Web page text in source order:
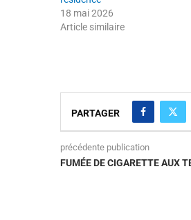
18 mai 2026
Article similaire
PARTAGER
précédente publication
FUMÉE DE CIGARETTE AUX